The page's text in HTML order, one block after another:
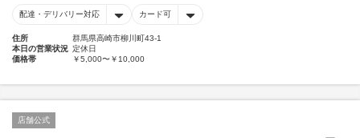
配達・デリバリー対応 カード可
住所
群馬県高崎市柳川町43-1
本日の営業状況 定休日
価格帯
￥5,000〜￥10,000
店舗公式